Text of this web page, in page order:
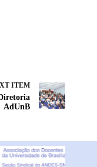
ITEM
AdUnB